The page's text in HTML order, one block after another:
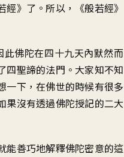
》了。所以，《般若經》
佛陀在四十九天內默然而
四聖諦的法門。大家知不知
一下，在佛世的時候有很多
果沒有透過佛陀授記的二大
能善巧地解釋佛陀密意的這